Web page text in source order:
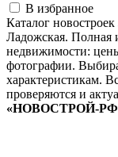
В избранное
Каталог
Ладожская. Полная
недвижимости:
фотографии.
характеристикам.
проверяются и
«НОВОСТРОЙ-